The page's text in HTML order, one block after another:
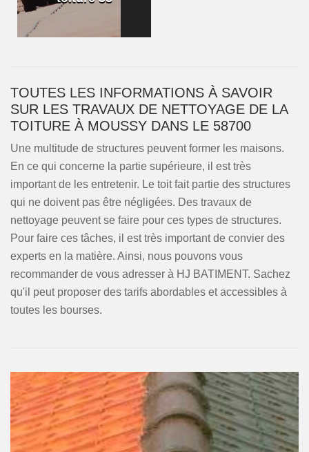
TOUTES LES INFORMATIONS À SAVOIR
SUR LES TRAVAUX DE NETTOYAGE DE LA
TOITURE À MOUSSY DANS LE 58700
Une multitude de structures peuvent former les maisons.
En ce qui concerne la partie supérieure, il est très
important de les entretenir. Le toit fait partie des structures
qui ne doivent pas être négligées. Des travaux de
nettoyage peuvent se faire pour ces types de structures.
Pour faire ces tâches, il est très important de convier des
experts en la matière. Ainsi, nous pouvons vous
recommander de vous adresser à HJ BATIMENT. Sachez
qu'il peut proposer des tarifs abordables et accessibles à
toutes les bourses.